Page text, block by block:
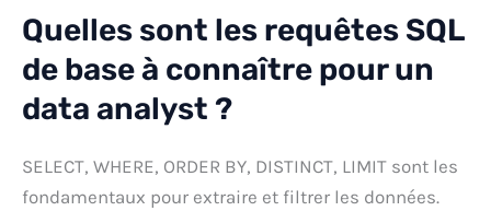
Quelles sont les requêtes SQL
de base à connaître pour un
data analyst ?
SELECT, WHERE, ORDER BY, DISTINCT, LIMIT sont les
fondamentaux pour extraire et filtrer les données.